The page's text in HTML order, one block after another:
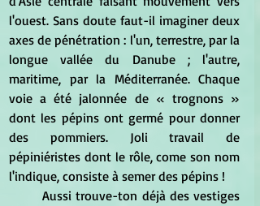
l'ouest. Sans doute faut-il imaginer deux
axes de pénétration : l'un, terrestre, par la
longue vallée du Danube ; l'autre,
maritime, par la Méditerranée. Chaque
voie a été jalonnée de « trognons »
dont les pépins ont germé pour donner
des pommiers. Joli travail de
pépiniéristes dont le rôle, come son nom
l'indique, consiste à semer des pépins !
	Aussi trouve-ton déjà des vestiges